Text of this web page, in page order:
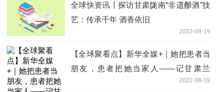
全球快资讯丨探访甘肃陇南“非遗酿酒”技
艺：传承千年 酒香依旧
2022-08-19
【全球聚看点】新华全媒+｜她把患者当
朋友，患者把她当家人——记甘肃兰
2022-08-19